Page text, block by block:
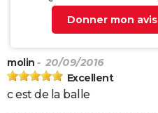
Donner mon avis
molin - 20/09/2016
Excellent
c est de la balle